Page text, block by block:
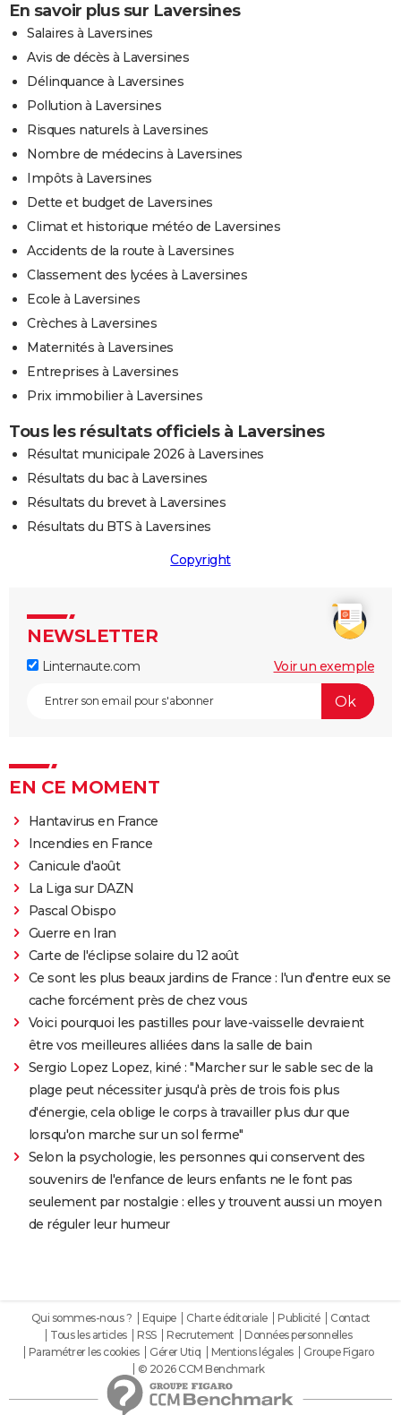
En savoir plus sur Laversines
Salaires à Laversines
Avis de décès à Laversines
Délinquance à Laversines
Pollution à Laversines
Risques naturels à Laversines
Nombre de médecins à Laversines
Impôts à Laversines
Dette et budget de Laversines
Climat et historique météo de Laversines
Accidents de la route à Laversines
Classement des lycées à Laversines
Ecole à Laversines
Crèches à Laversines
Maternités à Laversines
Entreprises à Laversines
Prix immobilier à Laversines
Tous les résultats officiels à Laversines
Résultat municipale 2026 à Laversines
Résultats du bac à Laversines
Résultats du brevet à Laversines
Résultats du BTS à Laversines
Copyright
NEWSLETTER
Linternaute.com Voir un exemple
EN CE MOMENT
Hantavirus en France
Incendies en France
Canicule d'août
La Liga sur DAZN
Pascal Obispo
Guerre en Iran
Carte de l'éclipse solaire du 12 août
Ce sont les plus beaux jardins de France : l'un d'entre eux se
cache forcément près de chez vous
Voici pourquoi les pastilles pour lave-vaisselle devraient
être vos meilleures alliées dans la salle de bain
Sergio Lopez Lopez, kiné : "Marcher sur le sable sec de la
plage peut nécessiter jusqu'à près de trois fois plus
d'énergie, cela oblige le corps à travailler plus dur que
lorsqu'on marche sur un sol ferme"
Selon la psychologie, les personnes qui conservent des
souvenirs de l'enfance de leurs enfants ne le font pas
seulement par nostalgie : elles y trouvent aussi un moyen
de réguler leur humeur
Qui sommes-nous ? Equipe Charte éditoriale Publicité
Contact
Tous les articles
RSS Recrutement
Données personnelles
Paramétrer les cookies
Gérer Utiq Mentions légales
Groupe Figaro
© 2026 CCM Benchmark